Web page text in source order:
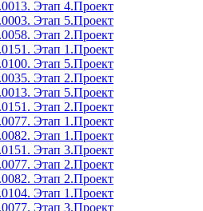
Этап 4.Проект
Этап 5.Проект
Этап 2.Проект
Этап 1.Проект
Этап 5.Проект
Этап 2.Проект
Этап 5.Проект
Этап 2.Проект
Этап 1.Проект
Этап 1.Проект
Этап 3.Проект
Этап 2.Проект
Этап 2.Проект
Этап 1.Проект
Этап 3.Проект